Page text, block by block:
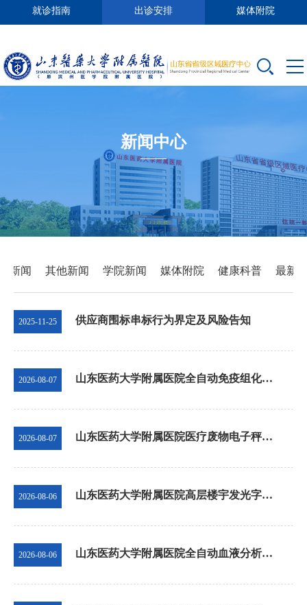
就诊指南 出诊安排 媒体附院
新闻中心
新闻 其他新闻 学院新闻 媒体附院 健康科普 最新
2025-11-25 供应商围标串标行为界定及风险告知
2026-08-07 山东医药大学附属医院全自动免疫组化染色机DAB染色液等耗材采购项目成交结果公
2026-08-07 山东医药大学附属医院医疗废物电子秤、平板电脑项目比选成交公告
2026-08-06 山东医药大学附属医院高层楼宇发光字采购安装、更新维护项目竞争性磋商公告
2026-08-06 山东医药大学附属医院全自动血液分析系统等设备租赁及配套耗材采购项目成交结果公告